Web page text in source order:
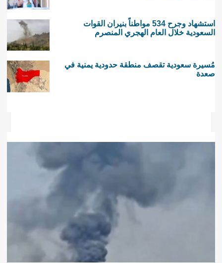
استشهاد وجرح 534 مواطناً بنيران القوات
السعودية خلال العام الهجري المنصرم
مُسيرة سعودية تقصف منطقة حدودية يمنية في
صعدة